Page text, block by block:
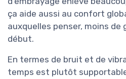
ça aide aussi au confort
auxquelles penser, moins de
début.
En termes de bruit et de
temps est plutôt